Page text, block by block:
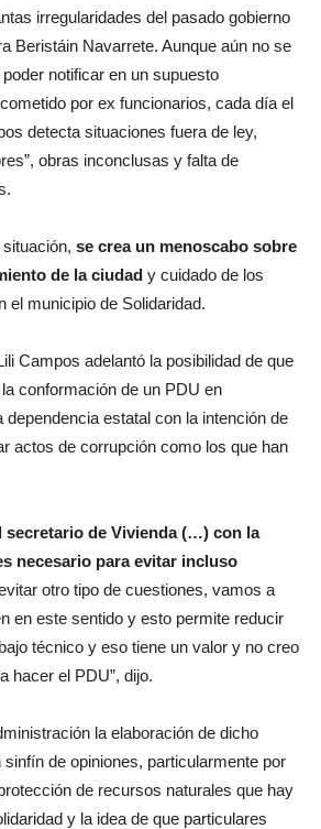
irregularidades del pasado gobierno
Beristáin Navarrete. Aunque aún no se
notificar en un supuesto
por ex funcionarios, cada día el
detecta situaciones fuera de ley,
obras inconclusas y falta de
se crea un menoscabo sobre
de la ciudad y cuidado de los
el municipio de Solidaridad.
Campos adelantó la posibilidad de que
conformación de un PDU en
dependencia estatal con la intención de
actos de corrupción como los que han
secretario de Vivienda (…) con la
necesario para evitar incluso
otro tipo de cuestiones, vamos a
en este sentido y esto permite reducir
técnico y eso tiene un valor y no creo
hacer el PDU”, dijo.
la elaboración de dicho
de opiniones, particularmente por
de recursos naturales que hay
y la idea de que particulares